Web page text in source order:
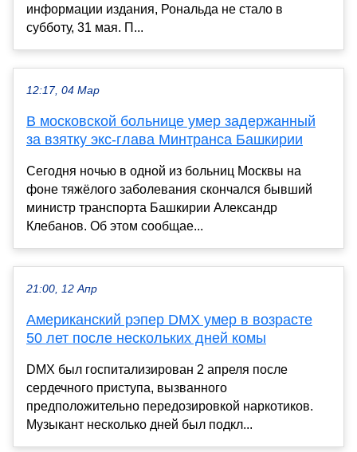
информации издания, Рональда не стало в
субботу, 31 мая. П...
12:17, 04 Мар
В московской больнице умер задержанный
за взятку экс-глава Минтранса Башкирии
Сегодня ночью в одной из больниц Москвы на
фоне тяжёлого заболевания скончался бывший
министр транспорта Башкирии Александр
Клебанов. Об этом сообщае...
21:00, 12 Апр
Американский рэпер DMX умер в возрасте
50 лет после нескольких дней комы
DMX был госпитализирован 2 апреля после
сердечного приступа, вызванного
предположительно передозировкой наркотиков.
Музыкант несколько дней был подкл...